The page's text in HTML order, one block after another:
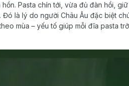
Pasta chín tới, vừa đủ đàn hồi,
là lý do người Châu Âu đặc biệt
mùa – yếu tố giúp mỗi đĩa pasta